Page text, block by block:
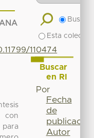
110474
con
para
Buscar
Esta
Buscar
en RI
Por
Fecha
de
publicación
Autor